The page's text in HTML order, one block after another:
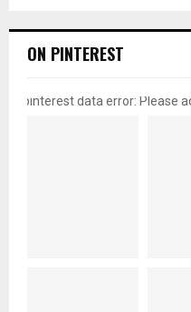
ON PINTEREST
pinterest data error: Please